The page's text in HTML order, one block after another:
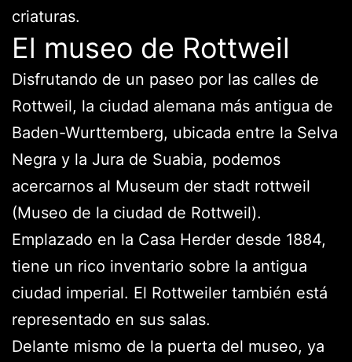
criaturas.
El museo de Rottweil
Disfrutando de un paseo por las calles de
Rottweil, la ciudad alemana más antigua de
Baden-Wurttemberg, ubicada entre la Selva
Negra y la Jura de Suabia, podemos
acercarnos al Museum der stadt rottweil
(Museo de la ciudad de Rottweil).
Emplazado en la Casa Herder desde 1884,
tiene un rico inventario sobre la antigua
ciudad imperial. El Rottweiler también está
representado en sus salas.
Delante mismo de la puerta del museo, ya